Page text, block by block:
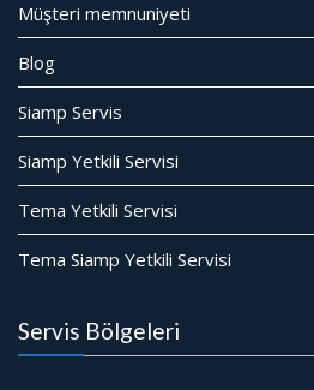
Müşteri memnuniyeti
Blog
Siamp Servis
Siamp Yetkili Servisi
Tema Yetkili Servisi
Tema Siamp Yetkili Servisi
Servis Bölgeleri